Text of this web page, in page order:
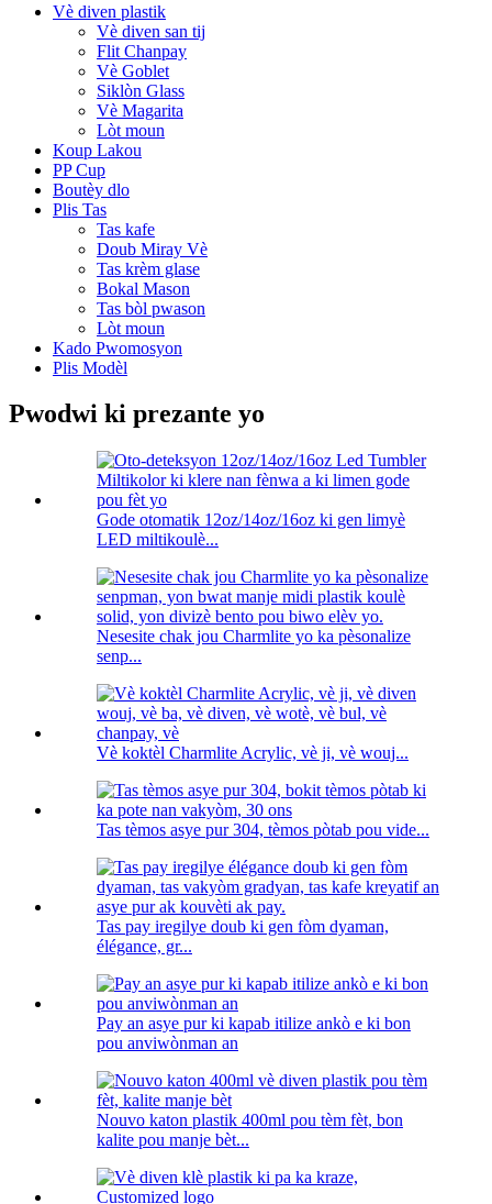
Vè diven plastik
Vè diven san tij
Flit Chanpay
Vè Goblet
Siklòn Glass
Vè Magarita
Lòt moun
Koup Lakou
PP Cup
Boutèy dlo
Plis Tas
Tas kafe
Doub Miray Vè
Tas krèm glase
Bokal Mason
Tas bòl pwason
Lòt moun
Kado Pwomosyon
Plis Modèl
Pwodwi ki prezante yo
Gode ​​otomatik 12oz/14oz/16oz ki gen limyè
LED miltikoulè...
Nesesite chak jou Charmlite yo ka pèsonalize
senp...
Vè koktèl Charmlite Acrylic, vè ji, vè wouj...
Tas tèmos asye pur 304, tèmos pòtab pou vide...
Tas pay iregilye doub ki gen fòm dyaman,
élégance, gr...
Pay an asye pur ki kapab itilize ankò e ki bon
pou anviwònman an
Nouvo katon plastik 400ml pou tèm fèt, bon
kalite pou manje bèt...